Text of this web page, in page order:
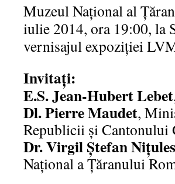
Muzeul Național al
iulie 2014, ora 19:00, la
vernisajul expoziției
Invitați:
E.S. Jean-Hubert Lebet
Dl. Pierre Maudet,
Republicii și Cantonului
Dr. Virgil Ștefan
Național a Țăranului